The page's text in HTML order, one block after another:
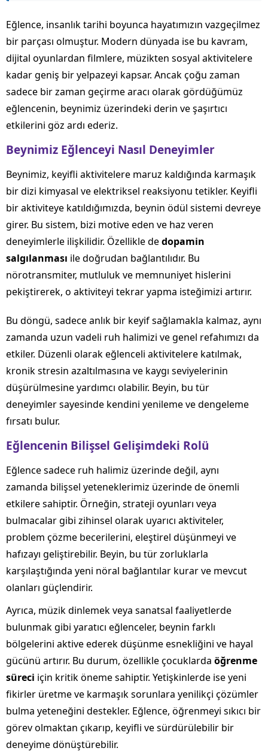
Eğlence, insanlık tarihi boyunca hayatımızın vazgeçilmez
bir parçası olmuştur. Modern dünyada ise bu kavram,
dijital oyunlardan filmlere, müzikten sosyal aktivitelere
kadar geniş bir yelpazeyi kapsar. Ancak çoğu zaman
sadece bir zaman geçirme aracı olarak gördüğümüz
eğlencenin, beynimiz üzerindeki derin ve şaşırtıcı
etkilerini göz ardı ederiz.
Beynimiz Eğlenceyi Nasıl Deneyimler
Beynimiz, keyifli aktivitelere maruz kaldığında karmaşık
bir dizi kimyasal ve elektriksel reaksiyonu tetikler. Keyifli
bir aktiviteye katıldığımızda, beynin ödül sistemi devreye
girer. Bu sistem, bizi motive eden ve haz veren
deneyimlerle ilişkilidir. Özellikle dedopamin
salgılanması ile doğrudan bağlantılıdır. Bu
nörotransmiter, mutluluk ve memnuniyet hislerini
pekiştirerek, o aktiviteyi tekrar yapma isteğimizi artırır.
Bu döngü, sadece anlık bir keyif sağlamakla kalmaz, aynı
zamanda uzun vadeli ruh halimizi ve genel refahımızı da
etkiler. Düzenli olarak eğlenceli aktivitelere katılmak,
kronik stresin azaltılmasına ve kaygı seviyelerinin
düşürülmesine yardımcı olabilir. Beyin, bu tür
deneyimler sayesinde kendini yenileme ve dengeleme
fırsatı bulur.
Eğlencenin Bilişsel Gelişimdeki Rolü
Eğlence sadece ruh halimiz üzerinde değil, aynı
zamanda bilişsel yeteneklerimiz üzerinde de önemli
etkilere sahiptir. Örneğin, strateji oyunları veya
bulmacalar gibi zihinsel olarak uyarıcı aktiviteler,
problem çözme becerilerini, eleştirel düşünmeyi ve
hafızayı geliştirebilir. Beyin, bu tür zorluklarla
karşılaştığında yeni nöral bağlantılar kurar ve mevcut
olanları güçlendirir.
Ayrıca, müzik dinlemek veya sanatsal faaliyetlerde
bulunmak gibi yaratıcı eğlenceler, beynin farklı
bölgelerini aktive ederek düşünme esnekliğini ve hayal
gücünü artırır. Bu durum, özellikle çocuklarda öğrenme
süreci için kritik öneme sahiptir. Yetişkinlerde ise yeni
fikirler üretme ve karmaşık sorunlara yenilikçi çözümler
bulma yeteneğini destekler. Eğlence, öğrenmeyi sıkıcı bir
görev olmaktan çıkarıp, keyifli ve sürdürülebilir bir
deneyime dönüştürebilir.